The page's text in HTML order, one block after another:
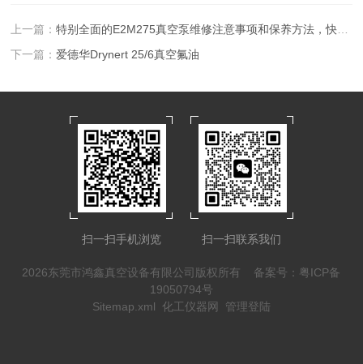
上一篇：特别全面的E2M275真空泵维修注意事项和保养方法，快收藏！
下一篇： 爱德华Drynert 25/6真空氟油
扫一扫手机浏览 扫一扫联系我们
2026东莞市鸿鑫真空设备有限公司版权所有 备案号：粤ICP备
19050794号
Sitemap.xml 化工仪器网 管理登陆